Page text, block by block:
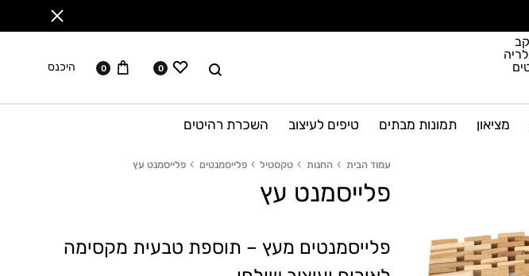
לחפש ווישליסט
0 עגלה
0 היכנס
מציאון תמונות מבתים טיפים לעיצוב השכרת רהיטים
עמוד הבית החנות טקסטיל פלייסמנטים פלייסמנט עץ
פלייסמנט עץ
פלייסמנטים מעץ – תוספת טבעית מקסימה